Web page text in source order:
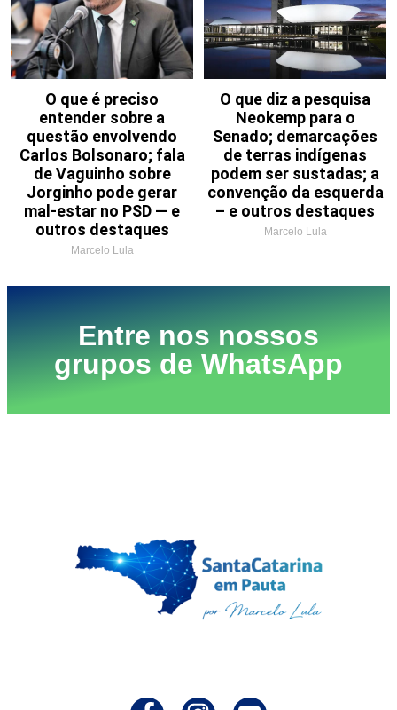
O que é preciso
entender sobre a
questão envolvendo
Carlos Bolsonaro; fala
de Vaguinho sobre
Jorginho pode gerar
mal-estar no PSD — e
outros destaques
Marcelo Lula
O que diz a pesquisa
Neokemp para o
Senado; demarcações
de terras indígenas
podem ser sustadas; a
convenção da esquerda
– e outros destaques
Marcelo Lula
Entre nos nossos
grupos de WhatsApp